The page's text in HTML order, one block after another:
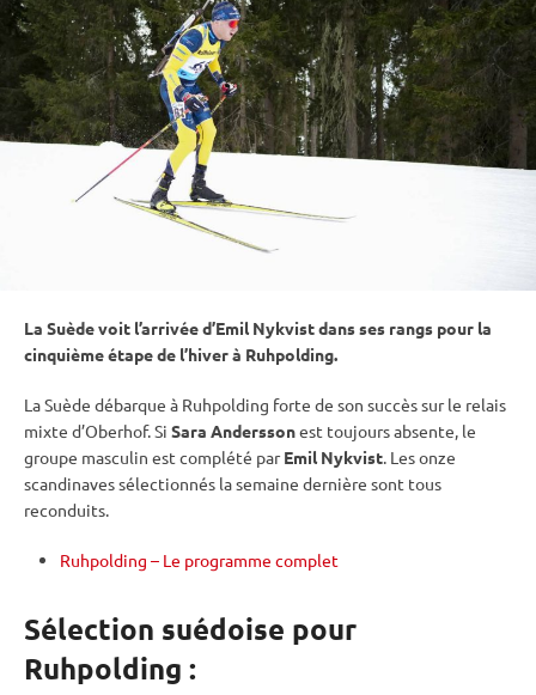
La Suède voit l’arrivée d’Emil Nykvist dans ses rangs pour la
cinquième étape de l’hiver à Ruhpolding.
La Suède débarque à Ruhpolding forte de son succès sur le relais
mixte d’Oberhof. Si Sara Anderssonest toujours absente, le
groupe masculin est complété parEmil Nykvist. Les onze
scandinaves sélectionnés la semaine dernière sont tous
reconduits.
Ruhpolding – Le programme complet
Sélection suédoise pour
Ruhpolding :